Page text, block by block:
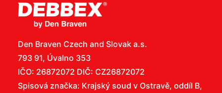
Den Braven Czech and Slovak a.s.
793 91, Úvalno 353
IČO: 26872072 DIČ: CZ26872072
Spisová značka: Krajský soud v Ostravě, oddíl B,